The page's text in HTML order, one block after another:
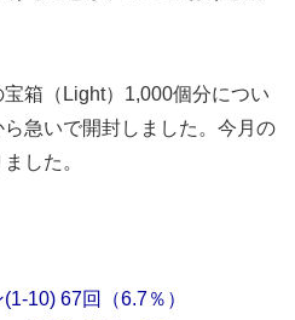
箱（Light）1,000個分につい
急いで開封しました。今月の
した。
10) 67回（6.7％）